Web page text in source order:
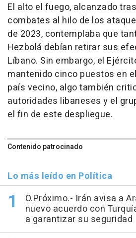
El alto el fuego, alcanzado
combates al hilo de los
de 2023, contemplaba que
Hezbolá debían retirar sus
Líbano. Sin embargo, el
mantenido cinco puestos en
país vecino, algo también
autoridades libaneses y el
el fin de este despliegue.
Contenido patrocinado
Lo más leído en Política
O.Próximo.- Irán avisa a
nuevo acuerdo con
a garantizar su seguridad